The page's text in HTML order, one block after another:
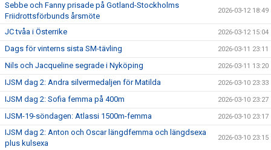
Sebbe och Fanny prisade på Gotland-Stockholms
Friidrottsförbunds årsmöte
2026-03-12 18:49
JC tvåa i Österrike 2026-03-12 15:04
Dags för vinterns sista SM-tävling 2026-03-11 23:11
Nils och Jacqueline segrade i Nyköping 2026-03-11 13:20
IJSM dag 2: Andra silvermedaljen för Matilda 2026-03-10 23:33
IJSM dag 2: Sofia femma på 400m 2026-03-10 23:27
IJSM-19-söndagen: Atlassi 1500m-femma 2026-03-10 23:17
IJSM dag 2: Anton och Oscar längdfemma och längdsexa
plus kulsexa
2026-03-10 23:15